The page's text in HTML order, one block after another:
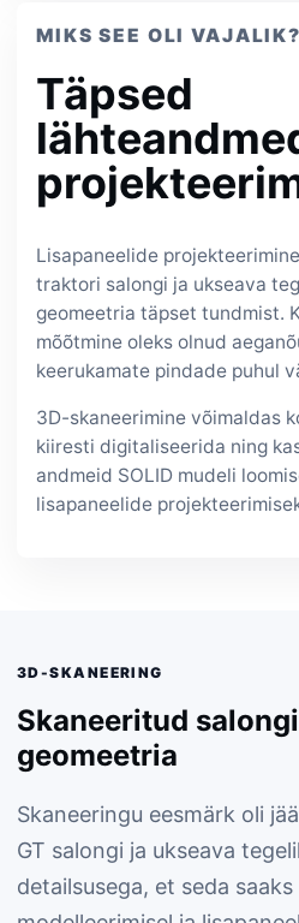
MIKS SEE OLI VAJALIK?
Täpsed
Lisapaneelide
traktori salongi ja ukseava
geomeetria täpset tundmist.
mõõtmine oleks olnud
keerukamate pindade puhul
3D-skaneerimine võimaldas
kiiresti digitaliseerida ning
andmeid SOLID mudeli
lisapaneelide
3D-SKANEERING
Skaneeritud
geomeetria
Skaneeringu eesmärk oli
GT salongi ja ukseava
detailsusega, et seda